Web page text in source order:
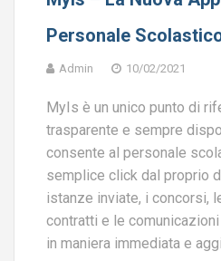
Personale
Admin 10/02/2021
MyIs è un unico punto di
trasparente e sempre
consente al personale
semplice click dal proprio
istanze inviate, i concorsi,
contratti e le
in maniera immediata e